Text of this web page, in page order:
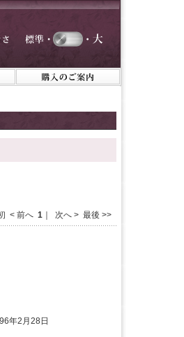
< 前へ 1 ｜ 次へ > 最後 >>
年2月28日